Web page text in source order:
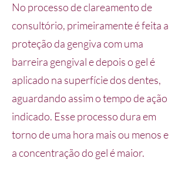
No processo de clareamento de
consultório, primeiramente é feita a
proteção da gengiva com uma
barreira gengival e depois o gel é
aplicado na superfície dos dentes,
aguardando assim o tempo de ação
indicado. Esse processo dura em
torno de uma hora mais ou menos e
a concentração do gel é maior.